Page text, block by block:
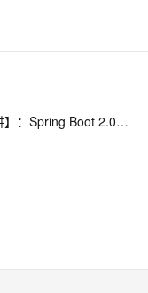
化、匿名
目
局原理
Java Spring Boot开发实战系列课程【第7讲】：Spring Boot 2.0安全机制与MVC身份验证实战(Java面试题)